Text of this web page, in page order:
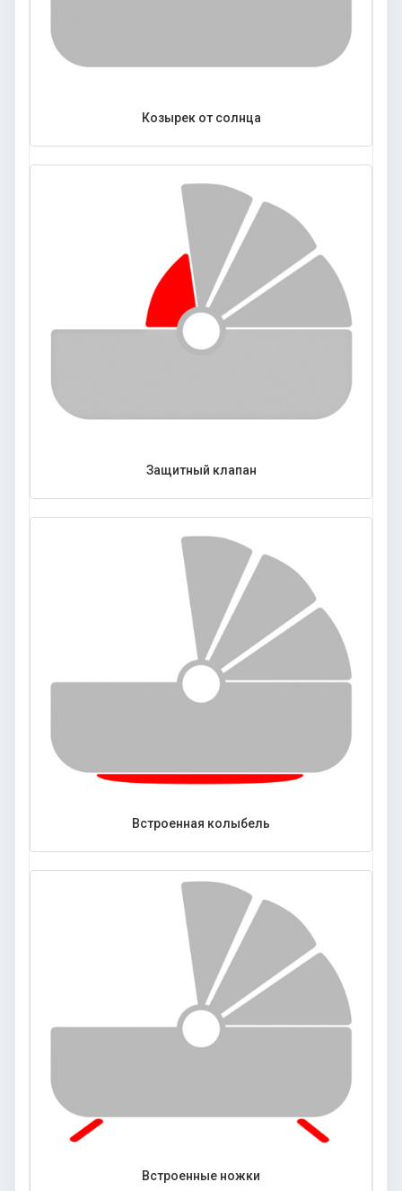
Козырек от солнца
Защитный клапан
Встроенная колыбель
Встроенные ножки